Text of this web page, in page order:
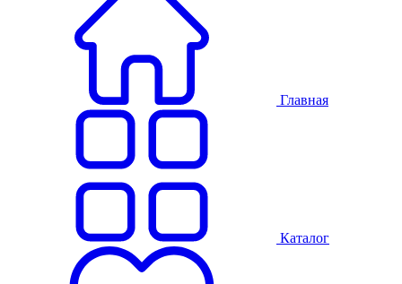
Главная
Каталог